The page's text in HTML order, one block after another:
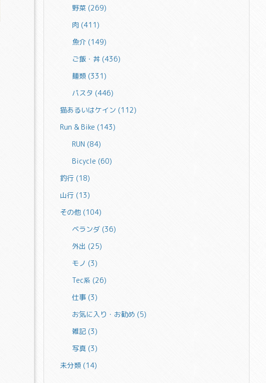
野菜(269)
肉(411)
魚介(149)
ご飯・丼(436)
麺類(331)
パスタ(446)
猫あるいはケイン (112)
Run & Bike (143)
RUN(84)
Bicycle(60)
釣行 (18)
山行 (13)
その他 (104)
ベランダ(36)
外出(25)
モノ(3)
Tec系(26)
仕事(3)
お気に入り・お勧め(5)
雑記(3)
写真(3)
未分類 (14)